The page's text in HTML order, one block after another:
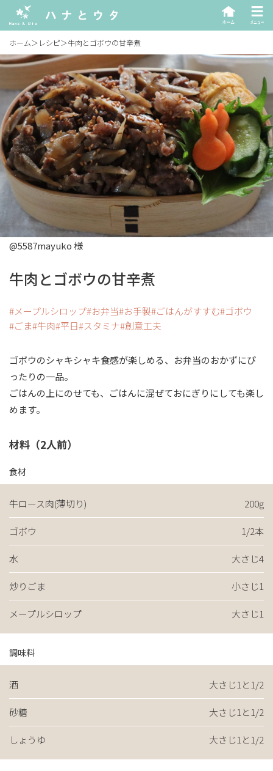
ホーム＞ レシピ＞牛肉とゴボウの甘辛煮
@5587mayuko 様
牛肉とゴボウの甘辛煮
メープルシロップ お弁当 お手製 ごはんがすすむ ゴボウ
ごま 牛肉 平日 スタミナ 創意工夫
ゴボウのシャキシャキ食感が楽しめる、お弁当のおかずにぴ
ったりの一品。
ごはんの上にのせても、ごはんに混ぜておにぎりにしても楽し
めます。
材料（2人前）
食材
牛ロース肉(薄切り) 200g
ゴボウ 1/2本
水 大さじ4
炒りごま 小さじ1
メープルシロップ 大さじ1
調味料
酒 大さじ1と1/2
砂糖 大さじ1と1/2
しょうゆ 大さじ1と1/2